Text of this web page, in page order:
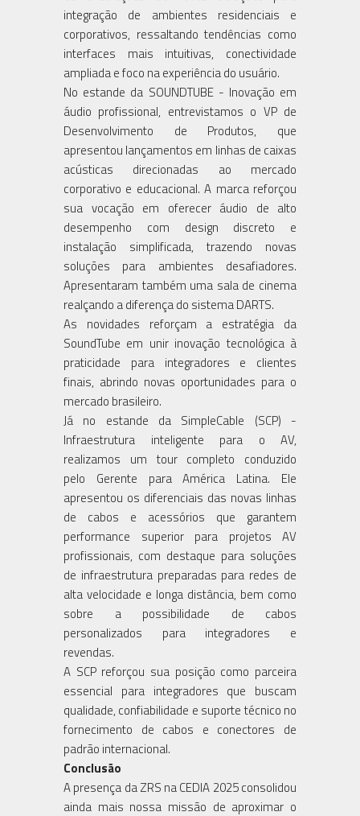
integração de ambientes residenciais e
corporativos, ressaltando tendências como
interfaces mais intuitivas, conectividade
ampliada e foco na experiência do usuário.
No estande da SOUNDTUBE - Inovação em
áudio profissional, entrevistamos o VP de
Desenvolvimento de Produtos, que
apresentou lançamentos em linhas de caixas
acústicas direcionadas ao mercado
corporativo e educacional. A marca reforçou
sua vocação em oferecer áudio de alto
desempenho com design discreto e
instalação simplificada, trazendo novas
soluções para ambientes desafiadores.
Apresentaram também uma sala de cinema
realçando a diferença do sistema DARTS.
As novidades reforçam a estratégia da
SoundTube em unir inovação tecnológica à
praticidade para integradores e clientes
finais, abrindo novas oportunidades para o
mercado brasileiro.
Já no estande da SimpleCable (SCP) -
Infraestrutura inteligente para o AV,
realizamos um tour completo conduzido
pelo Gerente para América Latina. Ele
apresentou os diferenciais das novas linhas
de cabos e acessórios que garantem
performance superior para projetos AV
profissionais, com destaque para soluções
de infraestrutura preparadas para redes de
alta velocidade e longa distância, bem como
sobre a possibilidade de cabos
personalizados para integradores e
revendas.
A SCP reforçou sua posição como parceira
essencial para integradores que buscam
qualidade, confiabilidade e suporte técnico no
fornecimento de cabos e conectores de
padrão internacional.
Conclusão
A presença da ZRS na CEDIA 2025 consolidou
ainda mais nossa missão de aproximar o